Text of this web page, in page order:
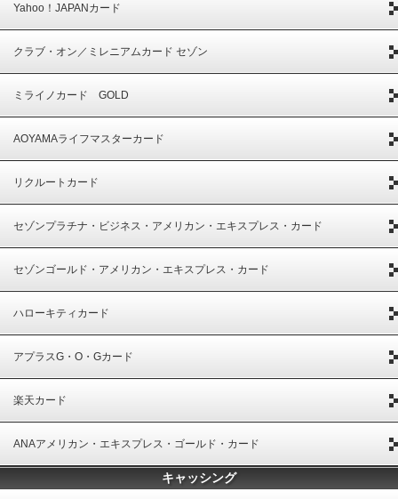
Yahoo！JAPANカード
クラブ・オン／ミレニアムカード セゾン
ミライノカード GOLD
AOYAMAライフマスターカード
リクルートカード
セゾンプラチナ・ビジネス・アメリカン・エキスプレス・カード
セゾンゴールド・アメリカン・エキスプレス・カード
ハローキティカード
アプラスG・O・Gカード
楽天カード
ANAアメリカン・エキスプレス・ゴールド・カード
キャッシング